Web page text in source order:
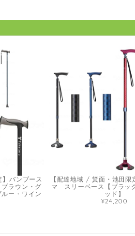
バンブース
ラウン・グ
ー・ワイン
【配達地域 / 箕面・池田
マ スリーベース【ブラッ
ッド】
¥24,200